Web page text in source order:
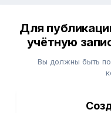
Для
учётную
Вы должны быть